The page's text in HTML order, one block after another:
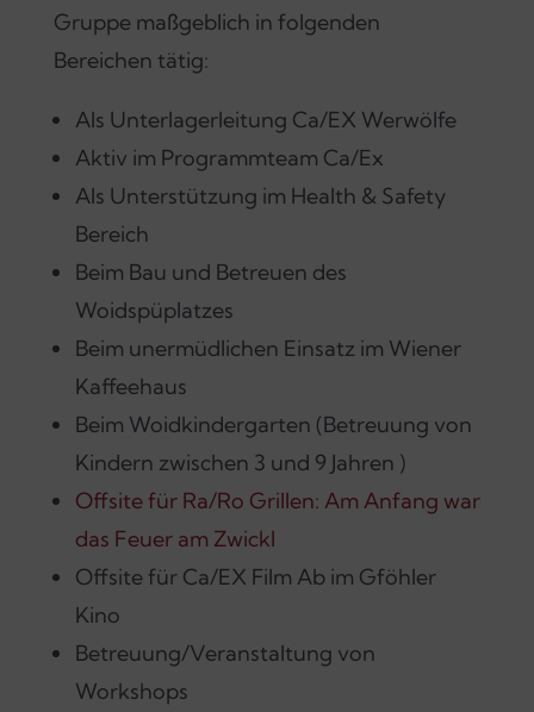
Gruppe maßgeblich in folgenden
Bereichen tätig:
Als Unterlagerleitung Ca/EX Werwölfe
Aktiv im Programmteam Ca/Ex
Als Unterstützung im Health & Safety
Bereich
Beim Bau und Betreuen des
Woidspüplatzes
Beim unermüdlichen Einsatz im Wiener
Kaffeehaus
Beim Woidkindergarten (Betreuung von
Kindern zwischen 3 und 9 Jahren )
Offsite für Ra/Ro Grillen: Am Anfang war
das Feuer am Zwickl
Offsite für Ca/EX Film Ab im Gföhler
Kino
Betreuung/Veranstaltung von
Workshops